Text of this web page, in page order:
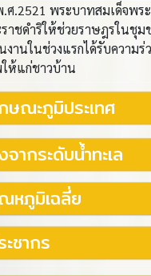
.ศ.2521 พระบาทสมเด็จพ
าชดำริให้ช่วยราษฎรในชุ
งานในช่วงแรกได้รับความ
ห้แก่ชาวบ้าน
ษณะภูมิประเทศ
จากระดับน้ำทะเล
หภูมิเฉลี่ย
ะชากร